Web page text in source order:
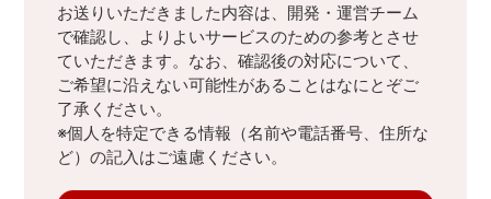
お送りいただきました内容は、開発・運営チーム
で確認し、よりよいサービスのための参考とさせ
ていただきます。なお、確認後の対応について、
ご希望に沿えない可能性があることはなにとぞご
了承ください。
※個人を特定できる情報（名前や電話番号、住所な
ど）の記入はご遠慮ください。